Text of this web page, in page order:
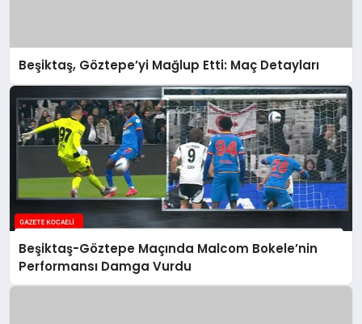
Beşiktaş, Göztepe’yi Mağlup Etti: Maç Detayları
Beşiktaş-Göztepe Maçında Malcom Bokele’nin
Performansı Damga Vurdu